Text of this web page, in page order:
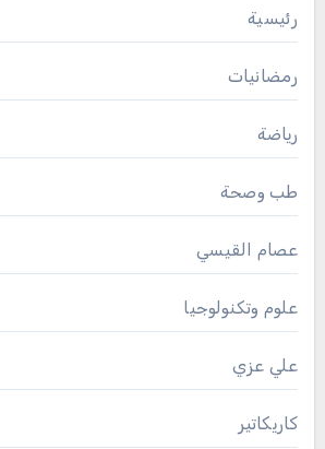
رئيسية
رمضانيات
رياضة
طب وصحة
عصام القيسي
علوم وتكنولوجيا
علي عزي
كاريكاتير